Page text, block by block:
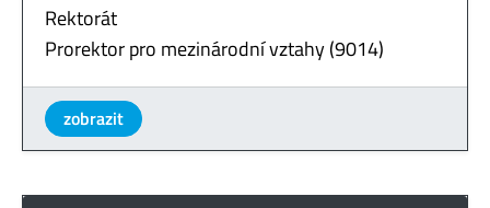
Rektorát
Prorektor pro mezinárodní vztahy (9014)
zobrazit